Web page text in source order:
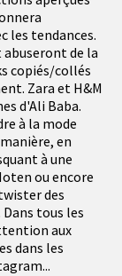
les tendances.
de la
copiés/collés
Zara et H&M
d'Ali Baba.
à la mode
en
à une
ou encore
des
tous les
aux
dans les